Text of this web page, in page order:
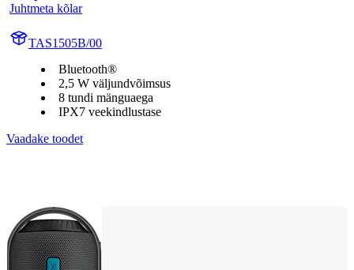
Juhtmeta kõlar
TAS1505B/00
Bluetooth®
2,5 W väljundvõimsus
8 tundi mänguaega
IPX7 veekindlustase
Vaadake toodet